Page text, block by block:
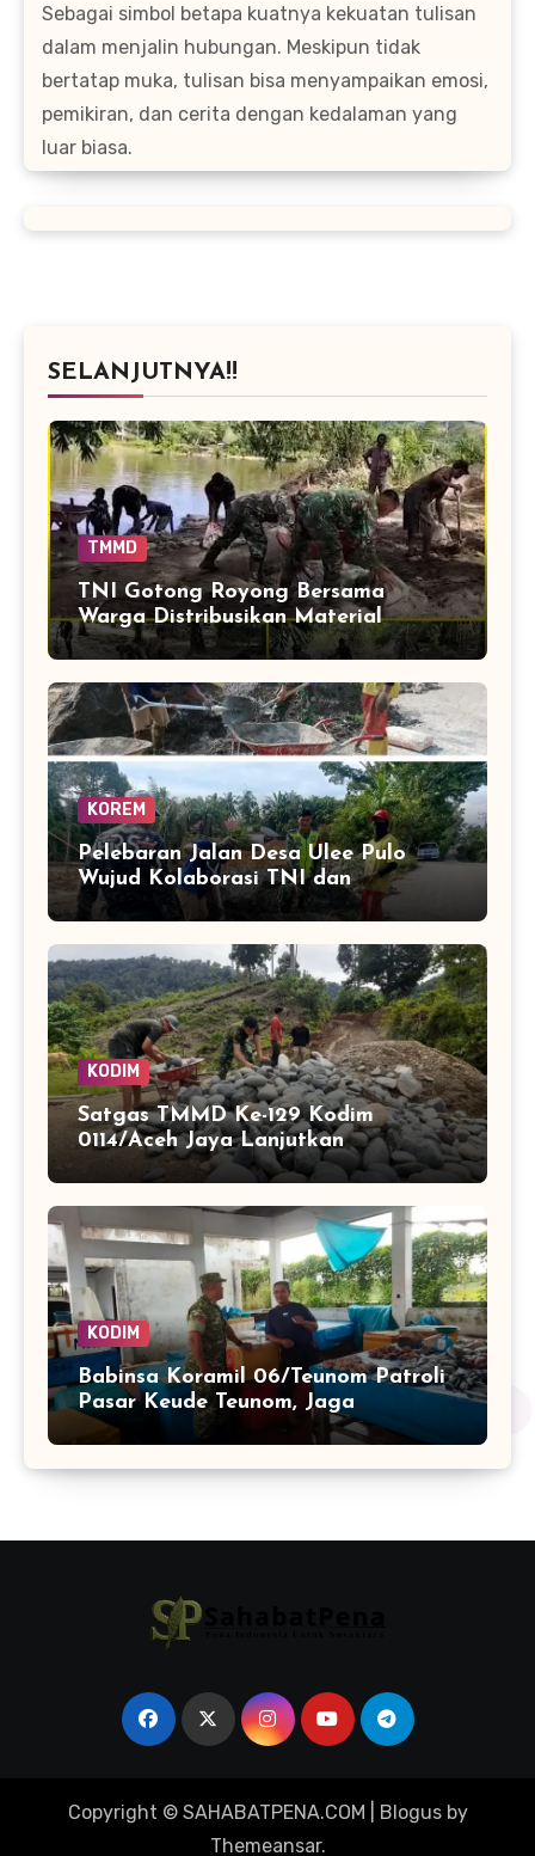
Sebagai simbol betapa kuatnya kekuatan tulisan
dalam menjalin hubungan. Meskipun tidak
bertatap muka, tulisan bisa menyampaikan emosi,
pemikiran, dan cerita dengan kedalaman yang
luar biasa.
SELANJUTNYA!!
TMMD
TNI Gotong Royong Bersama
Warga Distribusikan Material
Jembatan Perintis Cibubukan–
Serasah
KOREM
Pelebaran Jalan Desa Ulee Pulo
Wujud Kolaborasi TNI dan
Masyarakat Bangun Infrastruktur
KODIM
Satgas TMMD Ke-129 Kodim
0114/Aceh Jaya Lanjutkan
Pembuatan Jembatan Kayu 4×6
KODIM
Babinsa Koramil 06/Teunom Patroli
Pasar Keude Teunom, Jaga
Keamanan dan Kenyamanan
Copyright © SAHABATPENA.COM Blogusby
Themeansar.